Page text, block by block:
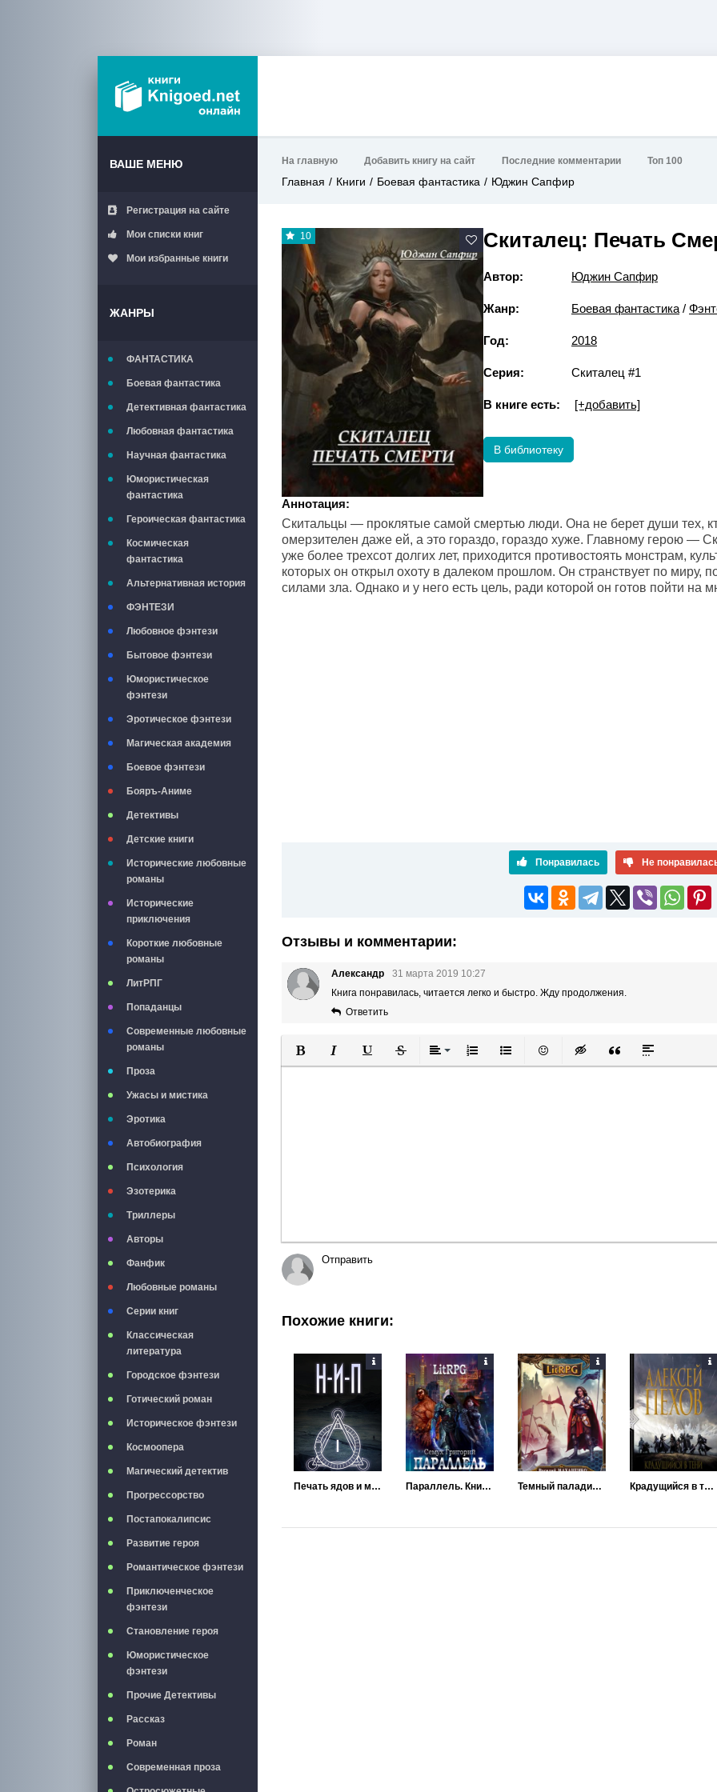
ВАШЕ МЕНЮ
Регистрация на сайте
Мои списки книг
Мои избранные книги
ЖАНРЫ
ФАНТАСТИКА
Боевая фантастика
Детективная фантастика
Любовная фантастика
Научная фантастика
Юмористическая
фантастика
Героическая фантастика
Космическая
фантастика
Альтернативная история
ФЭНТЕЗИ
Любовное фэнтези
Бытовое фэнтези
Юмористическое
фэнтези
Эротическое фэнтези
Магическая академия
Боевое фэнтези
Бояръ-Аниме
Детективы
Детские книги
Исторические любовные
романы
Исторические
приключения
Короткие любовные
романы
ЛитРПГ
Попаданцы
Современные любовные
романы
Проза
Ужасы и мистика
Эротика
Автобиография
Психология
Эзотерика
Триллеры
Авторы
Фанфик
Любовные романы
Серии книг
Классическая
литература
Городское фэнтези
Готический роман
Историческое фэнтези
Космоопера
Магический детектив
Прогрессорство
Постапокалипсис
Развитие героя
Романтическое фэнтези
Приключенческое
фэнтези
Становление героя
Юмористическое
фэнтези
Прочие Детективы
Рассказ
Роман
Современная проза
На главную Добавить книгу на сайт Последние комментарии Топ 100
Главная Книги Боевая фантастика Юджин Сапфир
10 Скиталец: Печать
Автор: Юджин Сапфир
Жанр: Боевая фантастика /
Год: 2018
Серия: Скиталец #1
В книге есть: [+добавить]
В библиотеку
Аннотация:
Скитальцы — проклятые самой смертью люди. Она не берет души тех,
омерзителен даже ей, а это гораздо, гораздо хуже. Главному герою —
уже более трехсот долгих лет, приходится противостоять монстрам,
которых он открыл охоту в далеком прошлом. Он странствует по миру,
силами зла. Однако и у него есть цель, ради которой он готов пойти на
Понравилась Не
Отзывы и комментарии:
Александр
31 марта 2019 10:27
Книга понравилась, читается легко и быстро. Жду продолжения.
Ответить
Полужирный
КурсивПодчеркнутый
ЗачеркнутыйВыравнивание
Нумерованный список
Маркированный список
Вставить смайлик
Вставка скрытого текста
Вставка цитаты
Вставка
Отправить
Похожие книги:
Печать ядов и молний Параллель. Книга первая: Нуб Темный паладин. Поиск Крадущийся в тени